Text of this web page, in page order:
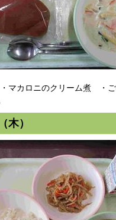
マカロニのクリーム煮 ・
木）